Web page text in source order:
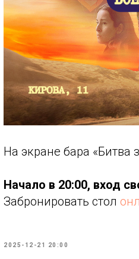
На экране бара «Битва
Начало в 20:00, вход
Забронировать стол
2025-12-21 20:00